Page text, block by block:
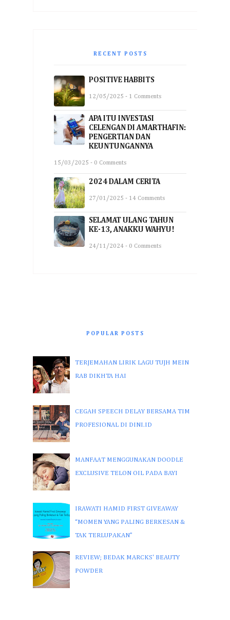
RECENT POSTS
POSITIVE HABBITS
12/05/2025 - 1 Comments
APA ITU INVESTASI
CELENGAN DI AMARTHAFIN:
PENGERTIAN DAN
KEUNTUNGANNYA
15/03/2025 - 0 Comments
2024 DALAM CERITA
27/01/2025 - 14 Comments
SELAMAT ULANG TAHUN
KE-13, ANAKKU WAHYU!
24/11/2024 - 0 Comments
POPULAR POSTS
TERJEMAHAN LIRIK LAGU TUJH MEIN
RAB DIKHTA HAI
CEGAH SPEECH DELAY BERSAMA TIM
PROFESIONAL DI DINI.ID
MANFAAT MENGGUNAKAN DOODLE
EXCLUSIVE TELON OIL PADA BAYI
IRAWATI HAMID FIRST GIVEAWAY
“MOMEN YANG PALING BERKESAN &
TAK TERLUPAKAN”
REVIEW; BEDAK MARCKS' BEAUTY
POWDER